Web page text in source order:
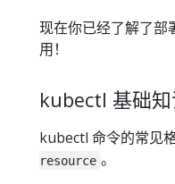
现在你已经了解了部
用！
kubectl 基础知
kubectl 命令的常见格
resource 。